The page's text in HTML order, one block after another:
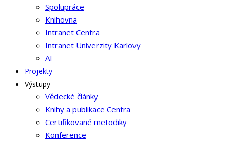
Spolupráce
Knihovna
Intranet Centra
Intranet Univerzity Karlovy
AI
Projekty
Výstupy
Vědecké články
Knihy a publikace Centra
Certifikované metodiky
Konference